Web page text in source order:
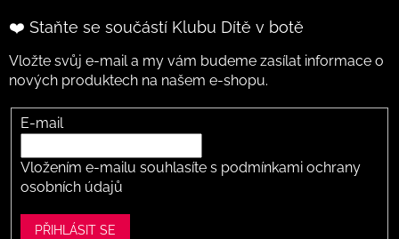
❤️ Staňte se součástí Klubu Dítě v botě
Vložte svůj e-mail a my vám budeme zasílat informace o
nových produktech na našem e-shopu.
E-mail
Vložením e-mailu souhlasíte s podmínkami ochrany
osobních údajů
PŘIHLÁSIT SE